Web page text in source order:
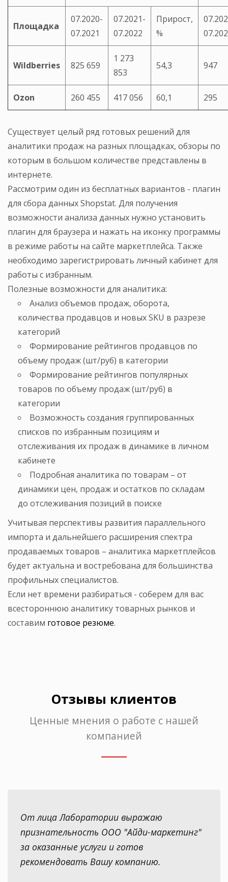
Площадка
07.2020-
07.2021
07.2021-
07.2022
Прирост,
%
Wildberries 825 659
1 273
853
54,3 947
Ozon 260 455 417 056 60,1 295
Существует целый ряд готовых решений для
аналитики продаж на разных площадках, обзоры по
которым в большом количестве представлены в
интернете.
Рассмотрим один из бесплатных вариантов - плагин
для сбора данных Shopstat. Для получения
возможности анализа данных нужно установить
плагин для браузера и нажать на иконку программы
в режиме работы на сайте маркетплейса. Также
необходимо зарегистрировать личный кабинет для
работы с избранным.
Полезные возможности для аналитика:
Анализ объемов продаж, оборота,
количества продавцов и новых SKU в разрезе
категорий
Формирование рейтингов продавцов по
объему продаж (шт/руб) в категории
Формирование рейтингов популярных
товаров по объему продаж (шт/руб) в
категории
Возможность создания группированных
списков по избранным позициям и
отслеживания их продаж в динамике в личном
кабинете
Подробная аналитика по товарам – от
динамики цен, продаж и остатков по складам
до отслеживания позиций в поиске
Учитывая перспективы развития параллельного
импорта и дальнейшего расширения спектра
продаваемых товаров – аналитика маркетплейсов
будет актуальна и востребована для большинства
профильных специалистов.
Если нет времени разбираться - соберем для вас
всестороннюю аналитику товарных рынков и
составим готовое резюме.
Отзывы клиентов
Ценные мнения о работе с нашей
компанией
От лица Лаборатории выражаю
признательность ООО "Айди-маркетинг"
за оказанные услуги и готов
рекомендовать Вашу компанию.